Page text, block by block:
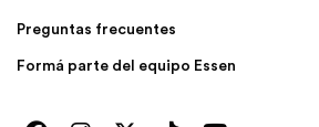
Preguntas frecuentes
Formá parte del equipo Essen